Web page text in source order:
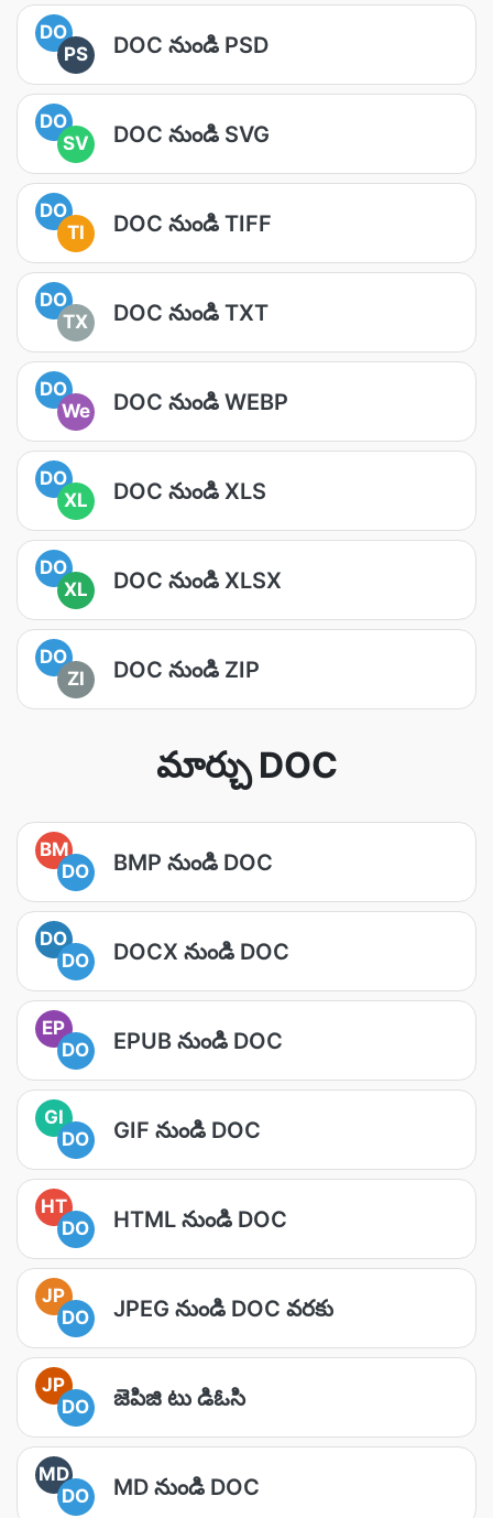
DO
PS
DOC నుండి PSD
DO
SV
DOC నుండి SVG
DO
TI
DOC నుండి TIFF
DO
TX
DOC నుండి TXT
DO
We
DOC నుండి WEBP
DO
XL
DOC నుండి XLS
DO
XL
DOC నుండి XLSX
DO
ZI
DOC నుండి ZIP
మార్చు DOC
BM
DO
BMP నుండి DOC
DO
DO
DOCX నుండి DOC
EP
DO
EPUB నుండి DOC
GI
DO
GIF నుండి DOC
HT
DO
HTML నుండి DOC
JP
DO
JPEG నుండి DOC వరకు
JP
DO
జెపిజి టు డిఓసి
MD
DO
MD నుండి DOC